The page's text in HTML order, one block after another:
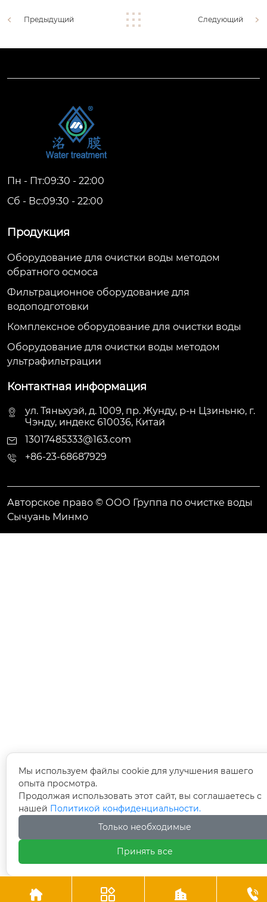
Предыдущий Следующий
Пн - Пт:09:30 - 22:00
Сб - Вс:09:30 - 22:00
Продукция
Оборудование для очистки воды методом
обратного осмоса
Фильтрационное оборудование для
водоподготовки
Комплексное оборудование для очистки воды
Оборудование для очистки воды методом
ультрафильтрации
Контактная информация
ул. Тяньхуэй, д. 1009, пр. Жунду, р-н Цзиньню, г.
Чэнду, индекс 610036, Китай
13017485333@163.com
+86-23-68687929
Авторское право © ООО Группа по очистке воды
Сычуань Минмо
   
Мы используем файлы cookie для улучшения вашего
опыта просмотра.
Продолжая использовать этот сайт, вы соглашаетесь с
нашей Политикой конфиденциальности.
Только необходимые
Принять все